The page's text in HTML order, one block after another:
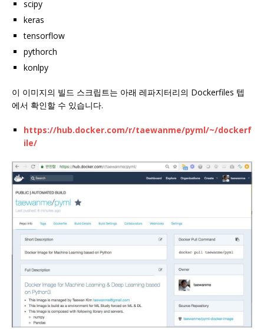
scipy
keras
tensorflow
pythorch
konlpy
이 이미지의 빌드 스크립트는 아래 레파지터리의 Dockerfiles 텝
에서 확인할 수 있습니다.
https://hub.docker.com/r/taewanme/pyml/~/dockerf
ile/